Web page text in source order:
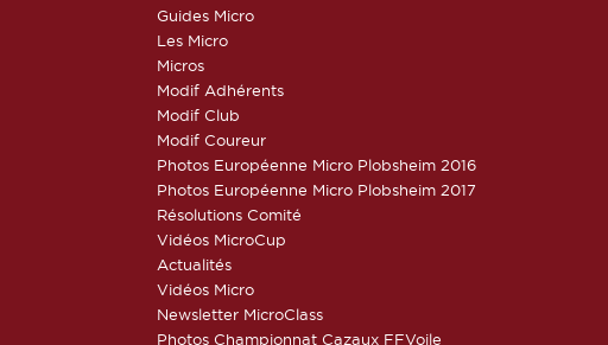
Guides Micro
Les Micro
Micros
Modif Adhérents
Modif Club
Modif Coureur
Photos Européenne Micro Plobsheim 2016
Photos Européenne Micro Plobsheim 2017
Résolutions Comité
Vidéos MicroCup
Actualités
Vidéos Micro
Newsletter MicroClass
Photos Championnat Cazaux FFVoile